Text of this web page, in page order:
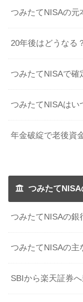
つみたてNISAの元
20年後はどうなる
つみたてNISAで確
つみたてNISAはい
年金破綻で老後資
つみたて
つみたてNISAの銀
つみたてNISAの主
SBIから楽天証券